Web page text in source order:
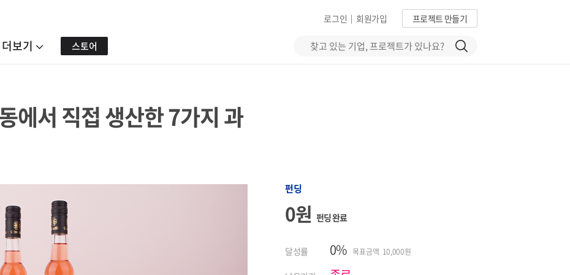
프로젝트 만들기
회원가입
|
로그인
더보기 스토어
에서 직접 생산한 7가지 과
펀딩
0원 펀딩 완료
달성률 0% 목표금액 10,000원